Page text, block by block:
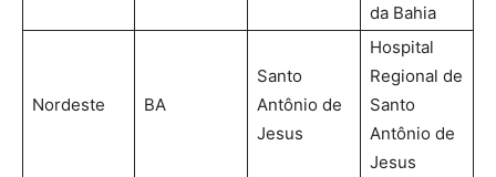
da Bahia
Nordeste BA
Santo
Antônio de
Jesus
Hospital
Regional de
Santo
Antônio de
Jesus